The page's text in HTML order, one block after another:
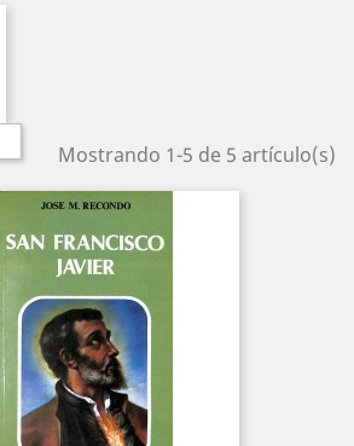
Mostrando 1-5 de 5 artículo(s)